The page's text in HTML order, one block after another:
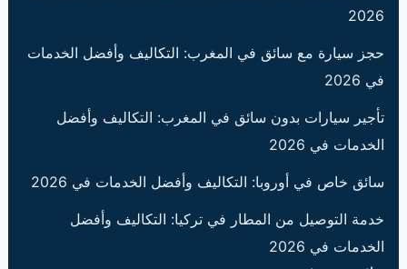
2026
حجز سيارة مع سائق في المغرب: التكاليف وأفضل الخدمات
في 2026
تأجير سيارات بدون سائق في المغرب: التكاليف وأفضل
الخدمات في 2026
سائق خاص في أوروبا: التكاليف وأفضل الخدمات في 2026
خدمة التوصيل من المطار في تركيا: التكاليف وأفضل
الخدمات في 2026